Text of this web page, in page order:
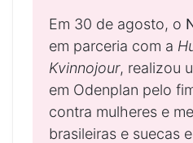
Em 30 de agosto, o
em parceria com a
Kvinnojour, realizou
em Odenplan pelo
contra mulheres e
brasileiras e suecas